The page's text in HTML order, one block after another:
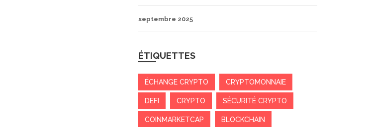
septembre 2025
ÉTIQUETTES
ÉCHANGE CRYPTO CRYPTOMONNAIE
DEFI CRYPTO SÉCURITÉ CRYPTO
COINMARKETCAP BLOCKCHAIN